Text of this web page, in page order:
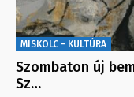
MISKOLC - KULTÚRA
Szombaton új
Sz…